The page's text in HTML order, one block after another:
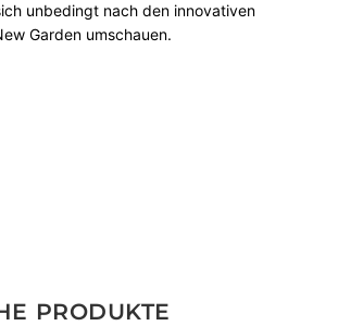
unbedingt nach den innovativen
Garden umschauen.
PRODUKTE